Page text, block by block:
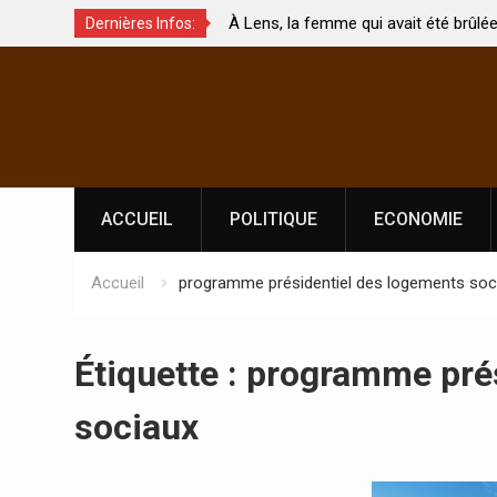
Dernières Infos:
touchés ?
À Lens, la femme qui avait été brûlée avec son
par son mari est morte
ACCUEIL POLITIQUE ECONOMIE
Accueil programme présidentiel des logements
Étiquette : programme
sociaux